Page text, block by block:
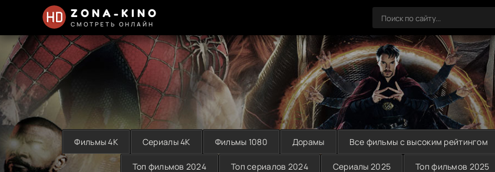
ZONA-KINO
СМОТРЕТЬ ОНЛАЙН
Фильмы 4K Сериалы 4K Фильмы 1080 Дорамы Все фильмы с высоким рейтингом
Топ фильмов 2024 Топ сериалов 2024 Сериалы 2025 Топ фильмов 2025